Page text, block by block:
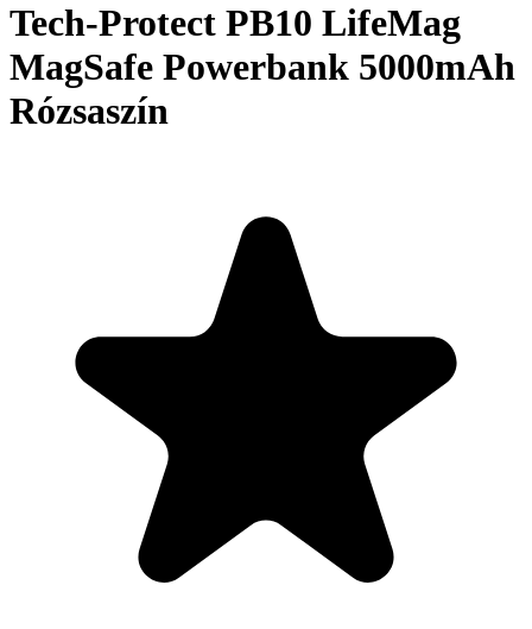
Tech-Protect PB10 LifeMag
MagSafe Powerbank 5000mAh
Rózsaszín